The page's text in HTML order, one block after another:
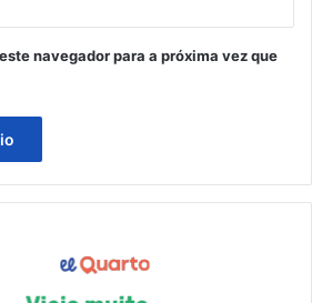
navegador para a próxima vez que